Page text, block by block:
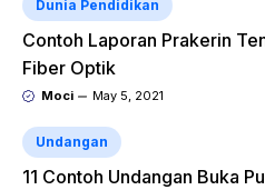
Dunia Pendidikan
Contoh Laporan Prakerin
Fiber Optik
Moci May 5, 2021
Undangan
11 Contoh Undangan Buka